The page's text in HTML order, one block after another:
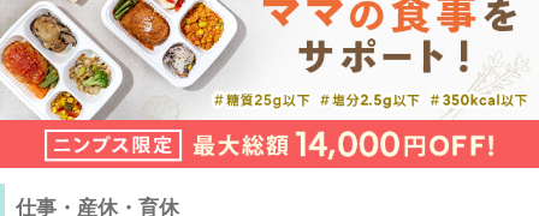
仕事・産休・育休